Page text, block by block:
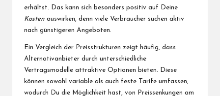
erhältst. Das kann sich besonders positiv auf Deine
Kosten auswirken, denn viele Verbraucher suchen aktiv
nach günstigeren Angeboten.
Ein Vergleich der Preisstrukturen zeigt häufig, dass
Alternativanbieter durch unterschiedliche
Vertragsmodelle attraktive Optionen bieten. Diese
können sowohl variable als auch feste Tarife umfassen,
wodurch Du die Möglichkeit hast, von Preissenkungen am